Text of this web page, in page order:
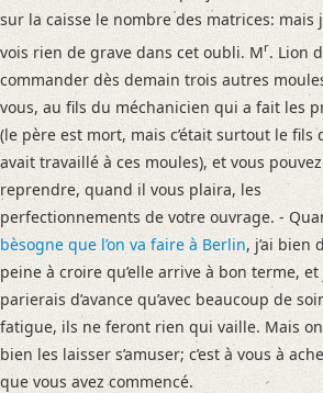
sur la caisse le nombre des matrices: mais
vois rien de grave dans cet oubli. Mr. Lion
commander dès demain trois autres
vous, au fils du méchanicien qui a fait les
(le père est mort, mais c’était surtout le fils
avait travaillé à ces moules), et vous pouvez
reprendre, quand il vous plaira, les
perfectionnements de votre ouvrage. -
bèsogne que l’on va faire à Berlin, j’ai bien
peine à croire qu’elle arrive à bon terme, et
parierais d’avance qu’avec beaucoup de
fatigue, ils ne feront rien qui vaille. Mais
bien les laisser s’amuser; c’est à vous à
que vous avez commencé.